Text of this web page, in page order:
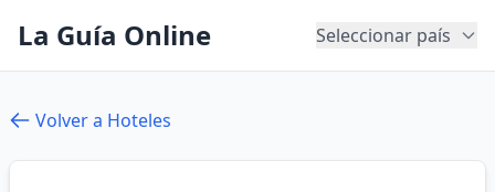
La Guía Online Seleccionar país
Volver a Hoteles